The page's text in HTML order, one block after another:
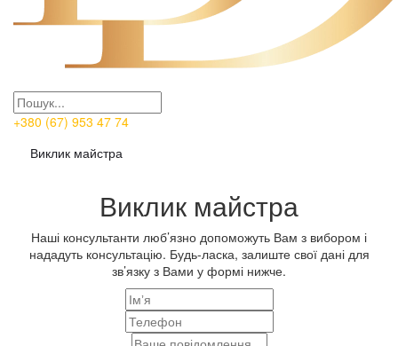
+380 (67) 953 47 74
Виклик майстра
Виклик майстра
Наші консультанти люб’язно допоможуть Вам з вибором і
нададуть консультацію. Будь-ласка, залиште свої дані для
зв’язку з Вами у формі нижче.